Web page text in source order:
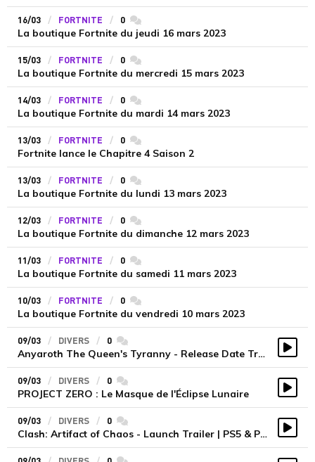
16/03 FORTNITE 0 commentaires
La boutique Fortnite du jeudi 16 mars 2023
15/03 FORTNITE 0 commentaires
La boutique Fortnite du mercredi 15 mars 2023
14/03 FORTNITE 0 commentaires
La boutique Fortnite du mardi 14 mars 2023
13/03 FORTNITE 0 commentaires
Fortnite lance le Chapitre 4 Saison 2
13/03 FORTNITE 0 commentaires
La boutique Fortnite du lundi 13 mars 2023
12/03 FORTNITE 0 commentaires
La boutique Fortnite du dimanche 12 mars 2023
11/03 FORTNITE 0 commentaires
La boutique Fortnite du samedi 11 mars 2023
10/03 FORTNITE 0 commentaires
La boutique Fortnite du vendredi 10 mars 2023
09/03 DIVERS 0 commentaires
Anyaroth The Queen's Tyranny - Release Date Trailer
09/03 DIVERS 0 commentaires
PROJECT ZERO : Le Masque de l'Éclipse Lunaire
09/03 DIVERS 0 commentaires
Clash: Artifact of Chaos - Launch Trailer | PS5 & PS4 Games